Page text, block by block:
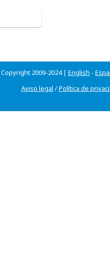
2009-2024 | English -
Aviso legal /Política de